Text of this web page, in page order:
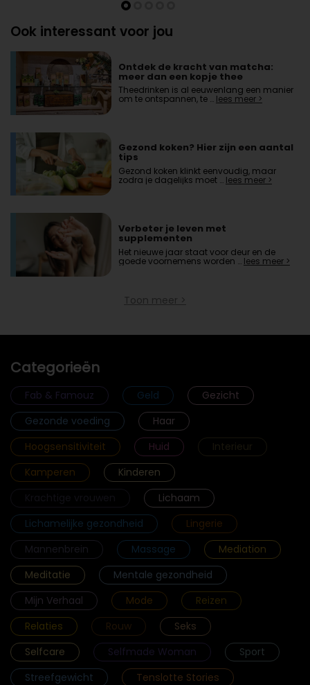
Ook interessant voor jou
Ontdek de kracht van matcha:
meer dan een kopje thee
Theedrinken is al eeuwenlang een manier
om te ontspannen, te … lees meer >
Gezond koken? Hier zijn een aantal
tips
Gezond koken klinkt eenvoudig, maar
zodra je dagelijks moet … lees meer >
Verbeter je leven met
supplementen
Het nieuwe jaar staat voor deur en de
goede voornemens worden … lees meer >
Toon meer >
Categorieën
Fab & Famouz Geld
Gezicht
Gezonde voeding
Haar
Hoogsensitiviteit
Huid
Interieur
Kamperen
Kinderen
Lichaam
Lichamelijke gezondheid
Lingerie
Mannenbrein
Massage
Mediation
Meditatie
Mentale gezondheid
Mijn Verhaal
Mode
Reizen
Relaties
Rouw
Seks
Selfcare
Selfmade Woman
Sport
Streefgewicht
Tenslotte Stories